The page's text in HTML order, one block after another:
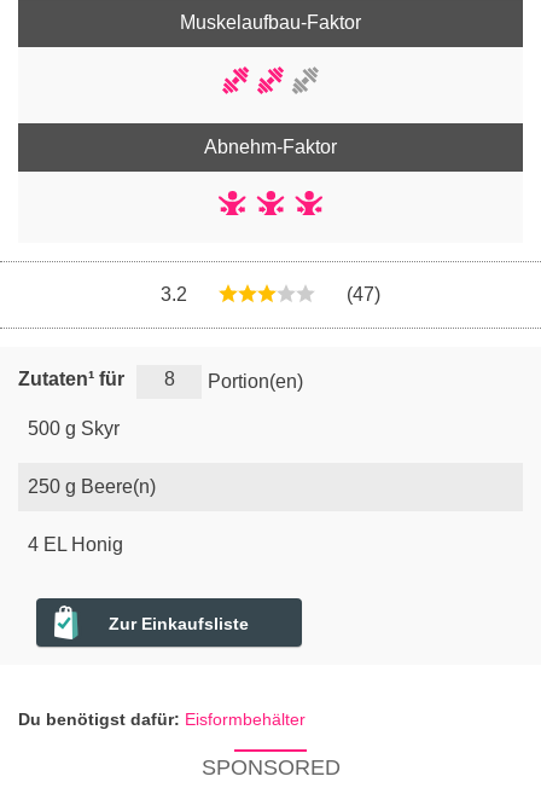
Muskelaufbau-Faktor
Abnehm-Faktor
3.2 (47)
Zutaten¹ für Portion(en)
500 g Skyr
250 g Beere(n)
4 EL Honig
Zur Einkaufsliste
Du benötigst dafür: Eisformbehälter
SPONSORED